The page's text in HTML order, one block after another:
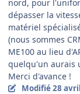
nord, pour
dépasser la
matériel
(nous sommes
ME100 au lieu
quelqu'un aurais
Merci d'avance !
Modifié28